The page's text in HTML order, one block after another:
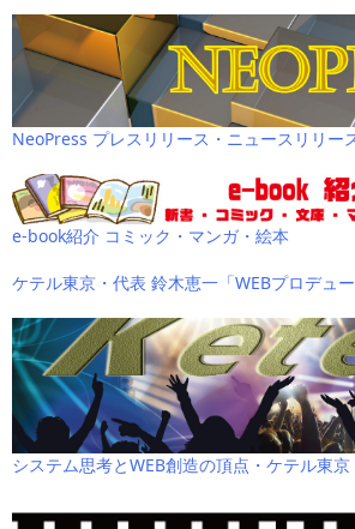
NeoPress プレスリリース・ニュースリリー
e-book紹介 コミック・マンガ・絵本
ケテル東京・代表 鈴木恵一「WEBプロデュー
システム思考とWEB創造の頂点・ケテル東京